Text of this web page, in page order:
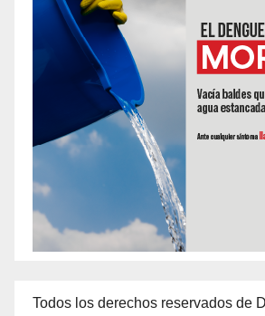
Todos los derechos reservados de